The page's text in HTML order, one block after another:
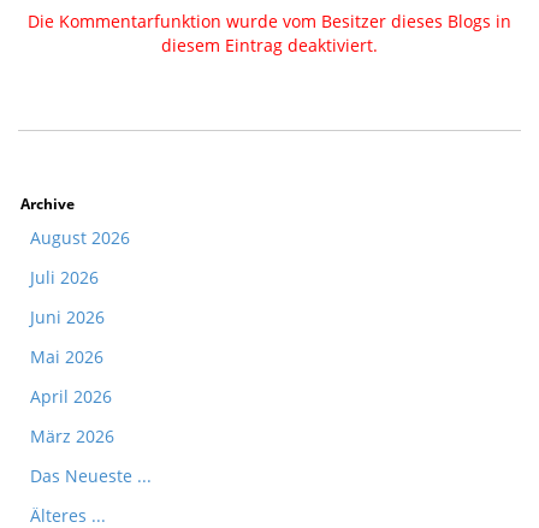
Die Kommentarfunktion wurde vom Besitzer dieses Blogs in
diesem Eintrag deaktiviert.
Archive
August 2026
Juli 2026
Juni 2026
Mai 2026
April 2026
März 2026
Das Neueste ...
Älteres ...